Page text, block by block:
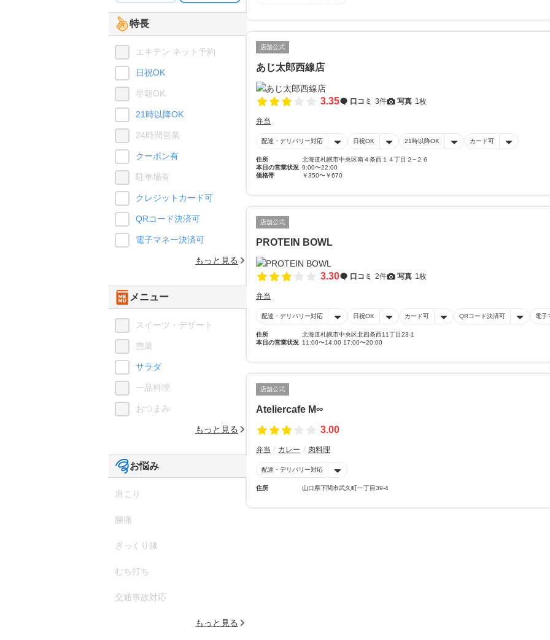
店舗公式
あじ太郎西線店
3.35 口コミ 3件 写真 1枚
弁当
配達・デリバリー対応 日祝OK 21時以降OK カード可
住所
北海道札幌市中央区南４条西１４丁目２−２６
本日の営業状況 9:00〜22:00
価格帯
￥350〜￥670
店舗公式
PROTEIN BOWL
3.30 口コミ 2件 写真 1枚
弁当
配達・デリバリー対応 日祝OK カード可 QRコード決済可 電子
住所
北海道札幌市中央区北四条西11丁目23-1
本日の営業状況 11:00〜14:00 17:00〜20:00
店舗公式
Ateliercafe M∞
3.00
弁当 カレー 肉料理
配達・デリバリー対応
住所 山口県下関市武久町一丁目39-4
特長
エキテン ネット予約
日祝OK
早朝OK
21時以降OK
24時間営業
クーポン有
駐車場有
クレジットカード可
QRコード決済可
電子マネー決済可
もっと見る
メニュー
スイーツ・デザート
惣菜
サラダ
一品料理
おつまみ
もっと見る
お悩み
肩こり
腰痛
ぎっくり腰
むち打ち
交通事故対応
もっと見る